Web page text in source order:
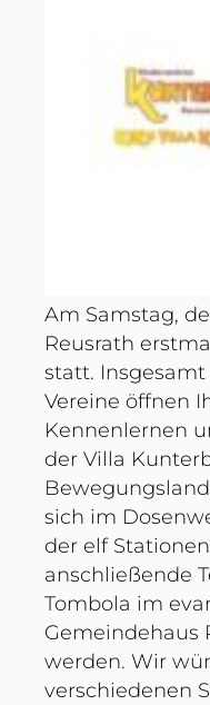
Am Samstag,
Reusrath
statt.
Vereine öffnen
Kennenlernen
der Villa
sich im
der elf
anschließende
Tombola im
Gemeindehaus
werden. Wir
verschiedenen